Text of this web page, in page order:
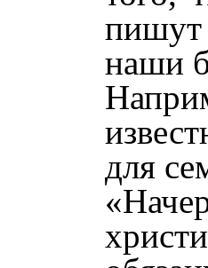
пишут
наши
для